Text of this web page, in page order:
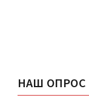
НАШ ОПРОС